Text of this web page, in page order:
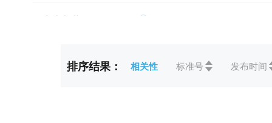
发布年代
排序结果： 相关性 标准号 发布时间